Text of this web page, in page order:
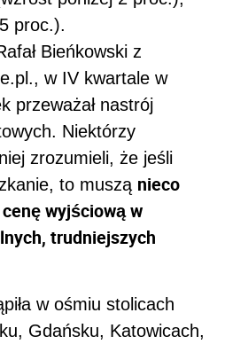
proc.).
Bieńkowski z
w IV kwartale w
przeważał nastrój
Niektórzy
zrozumieli, że jeśli
to muszą nieco
wyjściową w
trudniejszych
w ośmiu stolicach
Gdańsku, Katowicach,